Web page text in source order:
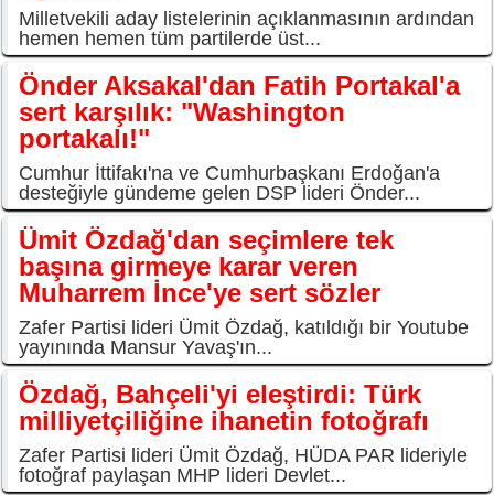
Milletvekili aday listelerinin açıklanmasının ardından
hemen hemen tüm partilerde üst...
Önder Aksakal'dan Fatih Portakal'a
sert karşılık: "Washington
portakalı!"
Cumhur İttifakı'na ve Cumhurbaşkanı Erdoğan'a
desteğiyle gündeme gelen DSP lideri Önder...
Ümit Özdağ'dan seçimlere tek
başına girmeye karar veren
Muharrem İnce'ye sert sözler
Zafer Partisi lideri Ümit Özdağ, katıldığı bir Youtube
yayınında Mansur Yavaş'ın...
Özdağ, Bahçeli'yi eleştirdi: Türk
milliyetçiliğine ihanetin fotoğrafı
Zafer Partisi lideri Ümit Özdağ, HÜDA PAR lideriyle
fotoğraf paylaşan MHP lideri Devlet...